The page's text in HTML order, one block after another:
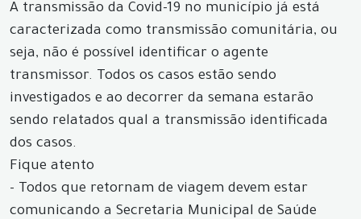
A transmissão da Covid-19 no município já está
caracterizada como transmissão comunitária, ou
seja, não é possível identificar o agente
transmissor. Todos os casos estão sendo
investigados e ao decorrer da semana estarão
sendo relatados qual a transmissão identificada
dos casos.
Fique atento
- Todos que retornam de viagem devem estar
comunicando a Secretaria Municipal de Saúde